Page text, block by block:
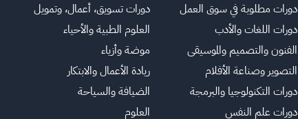
دورات مطلوبة في سوق العمل
دورات اللغات والأدب
الفنون والتصميم والموسيقى
التصوير وصناعة الأفلام
دورات التكنولوجيا والبرمجة
دورات علم النفس
دورات تسويق، أعمال، وتمويل
العلوم الطبية والأحياء
موضة وأزياء
ريادة الأعمال والابتكار
الضيافة والسياحة
العلوم